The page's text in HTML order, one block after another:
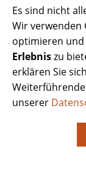
Es sind nicht
Wir verwenden
optimieren und
Erlebniszu
erklären Sie
unserer